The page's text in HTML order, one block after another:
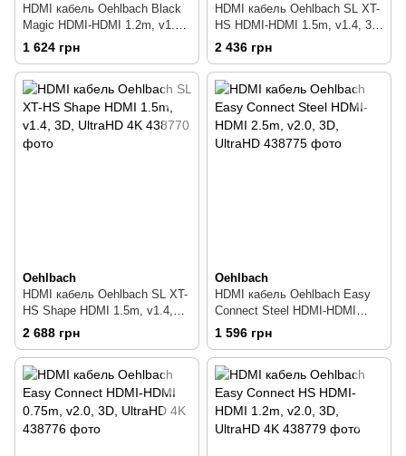
HDMI кабель Oehlbach Black
Magic HDMI-HDMI 1.2m, v1.4,
3D, UltraHD 4K
1 624 грн
HDMI кабель Oehlbach SL XT-
HS HDMI-HDMI 1.5m, v1.4, 3D,
UltraHD 4K
2 436 грн
Oehlbach
HDMI кабель Oehlbach SL XT-
HS Shape HDMI 1.5m, v1.4,
3D, UltraHD 4K
2 688 грн
Oehlbach
HDMI кабель Oehlbach Easy
Connect Steel HDMI-HDMI
2.5m, v2.0, 3D, UltraHD
1 596 грн